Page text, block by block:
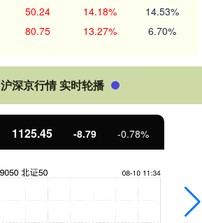
50.24 14.18% 14.53%
80.75 13.27% 6.70%
沪深京行情 实时轮播
1125.45 -8.79 -0.78%